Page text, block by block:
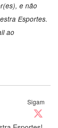
e não
Esportes.
ao
Sigam